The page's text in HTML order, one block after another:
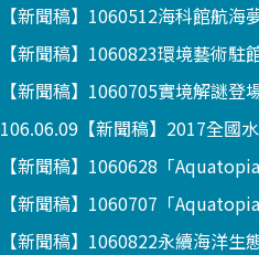
【新聞稿】1060512海科館航
【新聞稿】1060823環境藝術駐
【新聞稿】1060705實境解謎
106.06.09【新聞稿】2017全國
【新聞稿】1060628「
【新聞稿】1060707「
【新聞稿】1060822永續海洋